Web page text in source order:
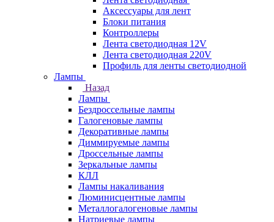
Аксессуары для лент
Блоки питания
Контроллеры
Лента светодиодная 12V
Лента светодиодная 220V
Профиль для ленты светодиодной
Лампы
Назад
Лампы
Бездроссельные лампы
Галогеновые лампы
Декоративные лампы
Диммируемые лампы
Дроссельные лампы
Зеркальные лампы
КЛЛ
Лампы накаливания
Люминисцентные лампы
Металлогалогеновые лампы
Натриевые лампы